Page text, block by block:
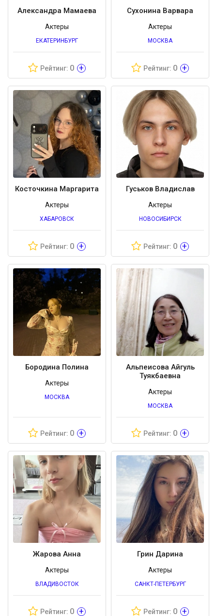
Александра Мамаева
Актеры
ЕКАТЕРИНБУРГ
Рейтинг: 0 +
Сухонина Варвара
Актеры
МОСКВА
Рейтинг: 0 +
Косточкина Маргарита
Актеры
ХАБАРОВСК
Рейтинг: 0 +
Гуськов Владислав
Актеры
НОВОСИБИРСК
Рейтинг: 0 +
Бородина Полина
Актеры
МОСКВА
Рейтинг: 0 +
Альпеисова Айгуль
Туякбаевна
Актеры
МОСКВА
Рейтинг: 0 +
Жарова Анна
Актеры
ВЛАДИВОСТОК
Рейтинг: 0 +
Грин Дарина
Актеры
САНКТ-ПЕТЕРБУРГ
Рейтинг: 0 +